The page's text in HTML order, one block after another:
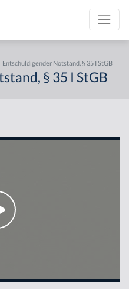
Entschuldigender Notstand, § 35 I StGB
§ 35 I StGB